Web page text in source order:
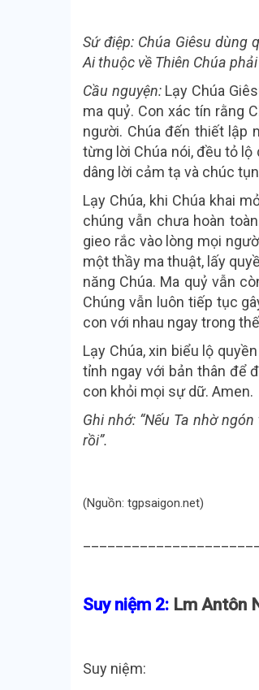
Sứ điệp:Chúa Giêsu dùng
Ai thuộc về Thiên Chúa
Cầu nguyện:Lạy Chúa
ma quỷ. Con xác tín rằng
người. Chúa đến thiết lập
từng lời Chúa nói, đều tỏ
dâng lời cảm tạ và chúc
Lạy Chúa, khi Chúa khai
chúng vẫn chưa hoàn
gieo rắc vào lòng mọi
một thầy ma thuật, lấy
năng Chúa. Ma quỷ vẫn
Chúng vẫn luôn tiếp tục
con với nhau ngay trong
Lạy Chúa, xin biểu lộ
tỉnh ngay với bản thân để
con khỏi mọi sự dữ. Amen.
Ghi nhớ: “Nếu Ta nhờ
rồi”.
(Nguồn: tgpsaigon.net)
Suy niệm 2: Lm Antôn
Suy niệm: